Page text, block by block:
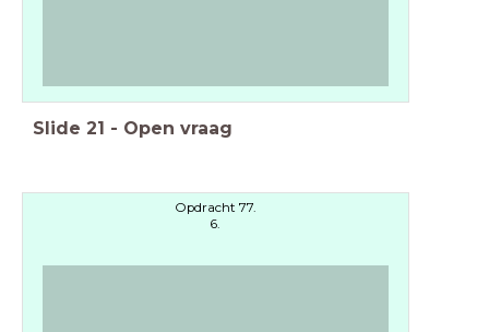
Slide 21 - Open vraag
Opdracht 77.
6.